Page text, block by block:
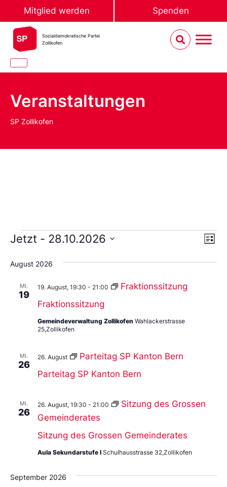
Mitglied werden Spenden
Sozialdemokratische Partei
Zollikofen
Veranstaltungen
SP Zollikofen
Liste
Jetzt - 28.10.2026
Sie
das
aus.
August 2026
MI.
19
Fraktionssitzung
19. August, 19:30 - 21:00 Fraktionssitzung
Gemeindeverwaltung Zollikofen Wahlackerstrasse
25,Zollikofen
MI.
26
Parteitag SP Kanton Bern
26. August Parteitag SP Kanton Bern
MI.
26
Sitzung des Grossen Gemeinderates
26. August, 19:30 - 21:00
Sitzung des Grossen
Gemeinderates
Aula Sekundarstufe I Schulhausstrasse 32,Zollikofen
September 2026